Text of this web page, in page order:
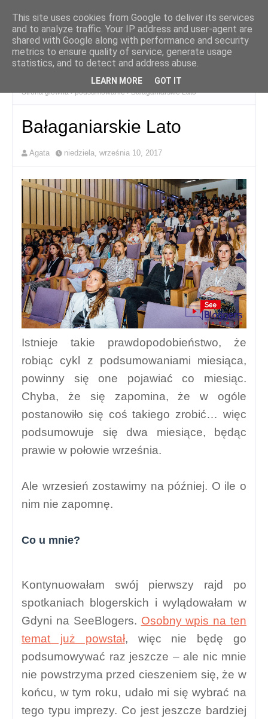
Strona główna podsumowanie Bałaganiarskie Lato
Bałaganiarskie Lato
Agata niedziela, września 10, 2017
Istnieje takie prawdopodobieństwo, że
robiąc cykl z podsumowaniami miesiąca,
powinny się one pojawiać co miesiąc.
Chyba, że się zapomina, że w ogóle
postanowiło się coś takiego zrobić… więc
podsumowuje się dwa miesiące, będąc
prawie w połowie września.
Ale wrzesień zostawimy na później. O ile o
nim nie zapomnę.
Co u mnie?
Kontynuowałam swój pierwszy rajd po
spotkaniach blogerskich i wylądowałam w
Gdyni na SeeBlogers. Osobny wpis na ten
temat już powstał, więc nie będę go
podsumowywać raz jeszcze – ale nic mnie
nie powstrzyma przed cieszeniem się, że w
końcu, w tym roku, udało mi się wybrać na
tego typu imprezy. Co jest jeszcze bardziej
This site uses cookies from Google to deliver its services
and to analyze traffic. Your IP address and user-agent are
shared with Google along with performance and security
metrics to ensure quality of service, generate usage
statistics, and to detect and address abuse.
LEARN MORE GOT IT